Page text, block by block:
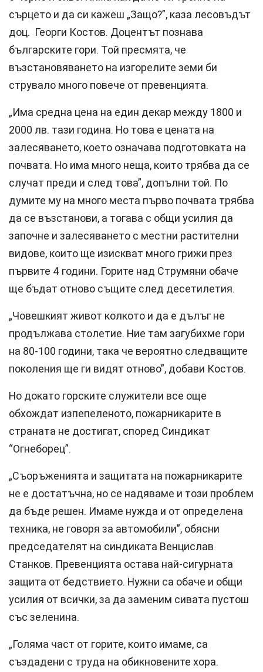
сърцето и да си кажеш „Защо?”, каза лесовъдът
доц. Георги Костов. Доцентът познава
българските гори. Той пресмята, че
възстановяването на изгорелите земи би
струвало много повече от превенцията.
„Има средна цена на един декар между 1800 и
2000 лв. тази година. Но това е цената на
залесяването, което означава подготовката на
почвата. Но има много неща, които трябва да се
случат преди и след това”, допълни той. По
думите му на много места първо почвата трябва
да се възстанови, а тогава с общи усилия да
започне и залесяването с местни растителни
видове, които ще изискват много грижи през
първите 4 години. Горите над Струмяни обаче
ще бъдат отново същите след десетилетия.
„Човешкият живот колкото и да е дълъг не
продължава столетие. Ние там загубихме гори
на 80-100 години, така че вероятно следващите
поколения ще ги видят отново”, добави Костов.
Но докато горските служители все още
обхождат изпепеленото, пожарникарите в
страната не достигат, според Синдикат
“Огнеборец”.
„Съоръженията и защитата на пожарникарите
не е достатъчна, но се надяваме и този проблем
да бъде решен. Имаме нужда и от определена
техника, не говоря за автомобили”, обясни
председателят на синдиката Венцислав
Станков. Превенцията остава най-сигурната
защита от бедствието. Нужни са обаче и общи
усилия от всички, за да заменим сивата пустош
със зеленина.
„Голяма част от горите, които имаме, са
създадени с труда на обикновените хора.